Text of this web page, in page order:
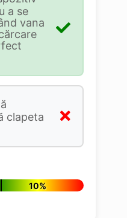
a se
vana
clapeta
10%